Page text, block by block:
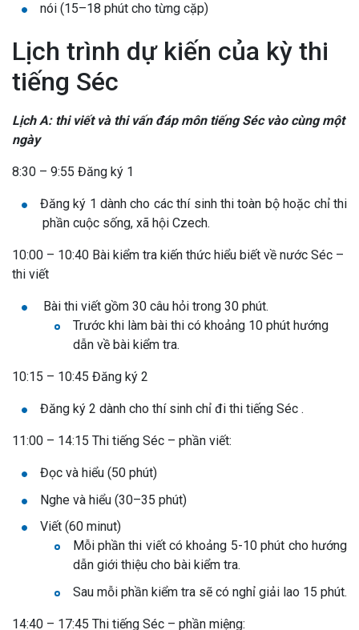
nói (15–18 phút cho từng cặp)
Lịch trình dự kiến của kỳ thi
tiếng Séc
Lịch A: thi viết và thi vấn đáp môn tiếng Séc vào cùng một
ngày
8:30 – 9:55 Đăng ký 1
Đăng ký 1 dành cho các thí sinh thi toàn bộ hoặc chỉ thi
phần cuộc sống, xã hội Czech.
10:00 – 10:40 Bài kiểm tra kiến thức hiểu biết về nước Séc –
thi viết
Bài thi viết gồm 30 câu hỏi trong 30 phút.
Trước khi làm bài thi có khoảng 10 phút hướng
dẫn về bài kiểm tra.
10:15 – 10:45 Đăng ký 2
Đăng ký 2 dành cho thí sinh chỉ đi thi tiếng Séc .
11:00 – 14:15 Thi tiếng Séc – phần viết:
Đọc và hiểu (50 phút)
Nghe và hiểu (30–35 phút)
Viết (60 minut)
Mỗi phần thi viết có khoảng 5-10 phút cho hướng
dẫn giới thiệu cho bài kiểm tra.
Sau mỗi phần kiểm tra sẽ có nghỉ giải lao 15 phút.
14:40 – 17:45 Thi tiếng Séc – phần miệng: